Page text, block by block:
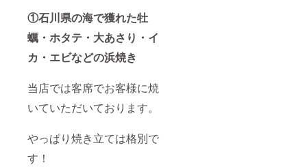
①石川県の海で獲れた牡
蠣・ホタテ・大あさり・イ
カ・エビなどの浜焼き
当店では客席でお客様に焼
いていただいております。
やっぱり焼き立ては格別で
す！